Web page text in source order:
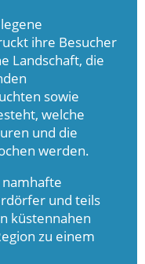
ihre Besucher
Landschaft, die
sowie
welche
und die
werden.
namhafte
und teils
küstennahen
zu einem